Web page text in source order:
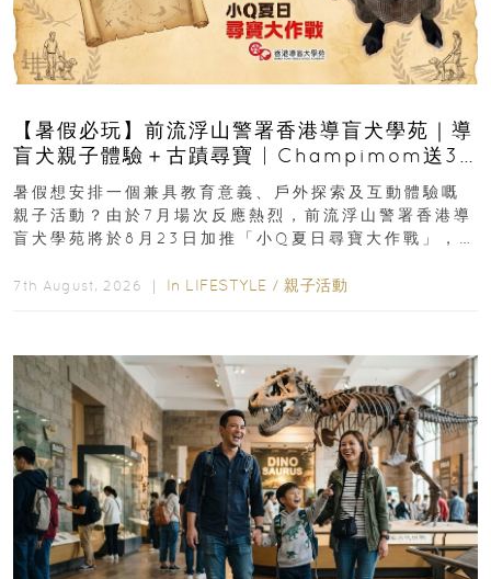
【暑假必玩】前流浮山警署香港導盲犬學苑｜導
盲犬親子體驗＋古蹟尋寶 | Champimom送3
組免費名額
暑假想安排一個兼具教育意義、戶外探索及互動體驗嘅
親子活動？由於7月場次反應熱烈，前流浮山警署香港導
盲犬學苑將於8月23日加推「小Q夏日尋寶大作戰」，家
7th August, 2026 ｜ In LIFESTYLE / 親子活動